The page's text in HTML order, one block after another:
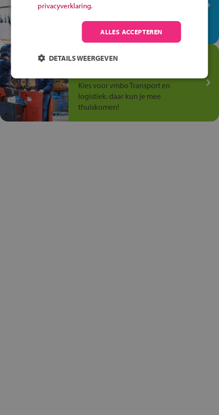
Ontdek via het vmbo jouw talent
op de winkelvloer, waar elke dag
anders is!
Jouw talent in de
Kies voor vmbo Transport en
logistiek: daar kun je mee
thuiskomen!
privacyverklaring.
ALLES ACCEPTEREN
DETAILS WEERGEVEN